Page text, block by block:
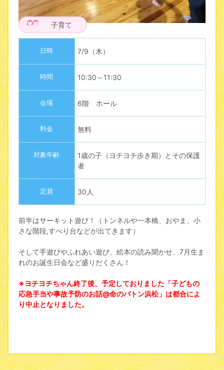
子育て
日時 7/9（木）
時間 10:30～11:30
会場 6階 ホール
料金 無料
対象年齢
1歳の子（ヨチヨチ歩き期）とその保護
者
定員 30人
前半はサーキット遊び！（トンネルや一本橋、おやま、小
さな階段,すべり台などが出てきます）
そして手遊びやふれあい遊び、絵本の読み聞かせ、7月生ま
れのお誕生日会など盛りだくさん！
※ヨチヨチちゃん終了後、予定しておりました「子どもの
応急手当や事故予防のお話@命のバトン浜松」は都合によ
り中止となりました。